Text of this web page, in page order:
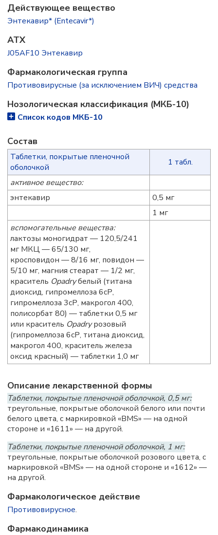
Действующее вещество
Энтекавир* (Entecavir*)
ATX
J05AF10 Энтекавир
Фармакологическая группа
Противовирусные (за исключением ВИЧ) средства
Нозологическая классификация (МКБ-10)
Список кодов МКБ-10
Состав
Таблетки, покрытые пленочной
оболочкой
1 табл.
активное вещество:
энтекавир
0,5 мг
1 мг
вспомогательные вещества:
лактозы моногидрат — 120,5/241
мг МКЦ — 65/130 мг,
кросповидон — 8/16 мг, повидон —
5/10 мг, магния стеарат — 1/2 мг,
краситель Opadryбелый (титана
диоксид, гипромеллоза 6сР,
гипромеллоза 3сР, макрогол 400,
полисорбат 80) — таблетки 0,5 мг
или краситель Opadryрозовый
(гипромеллоза 6сР, титана диоксид,
макрогол 400, краситель железа
оксид красный) — таблетки 1,0 мг
Описание лекарственной формы
Таблетки, покрытые пленочной оболочкой, 0,5 мг:
треугольные, покрытые оболочкой белого или почти
белого цвета, с маркировкой «BMS» — на одной
стороне и «1611» — на другой.
Таблетки, покрытые пленочной оболочкой, 1 мг:
треугольные, покрытые оболочкой розового цвета, с
маркировкой «BMS» — на одной стороне и «1612» —
на другой.
Фармакологическое действие
Противовирусное.
Фармакодинамика